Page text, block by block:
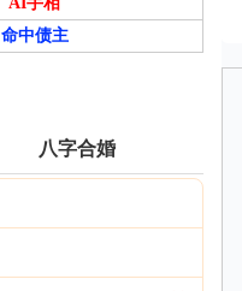
命中债主
八字合婚